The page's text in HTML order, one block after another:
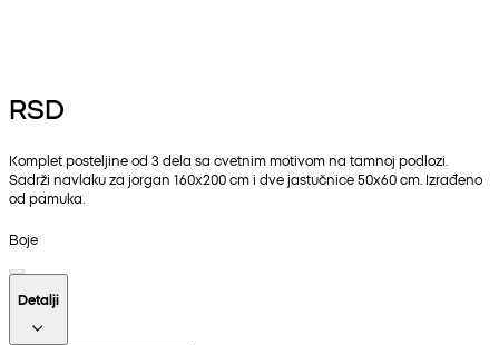
RSD
Komplet posteljine od 3 dela sa cvetnim motivom na tamnoj podlozi.
Sadrži navlaku za jorgan 160x200 cm i dve jastučnice 50x60 cm. Izrađeno
od pamuka.
Boje
Detalji